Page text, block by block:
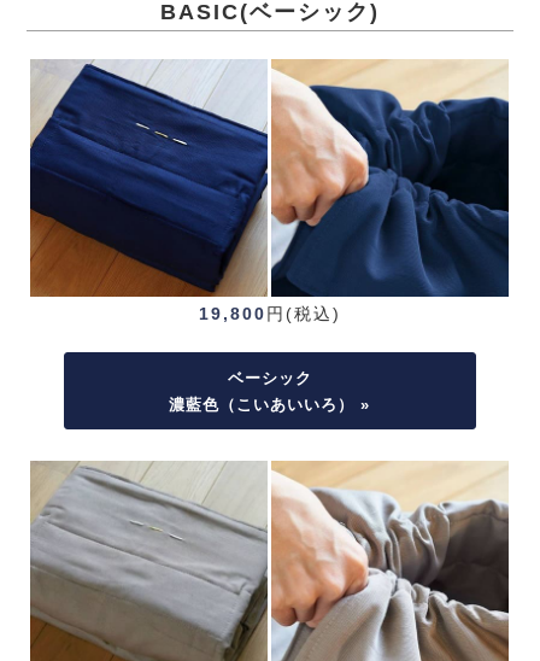
BASIC(ベーシック)
19,800円(税込)
ベーシック
濃藍色（こいあいいろ） »